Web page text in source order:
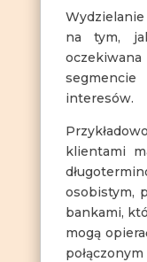
na tym,
interesów.
klientami
osobistym,
bankami,
mogą